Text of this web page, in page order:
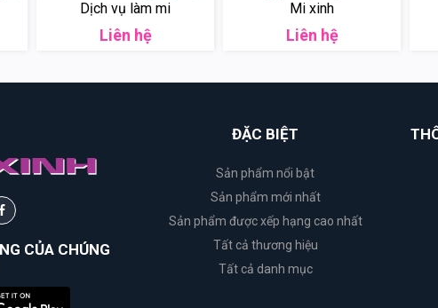
Dịch vụ làm mi
Liên hệ
Mi xinh
Liên hệ
CỦA CHÚNG
ĐẶC BIỆT
Sản phẩm nổi bật
Sản phẩm mới nhất
Sản phẩm được xếp hạng cao nhất
Tất cả thương hiệu
Tất cả danh mục